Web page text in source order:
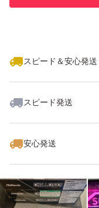
スピード&安心発送
※このバッジは実績に基づ
スピード＆安心発送
スピード発送
安心発送